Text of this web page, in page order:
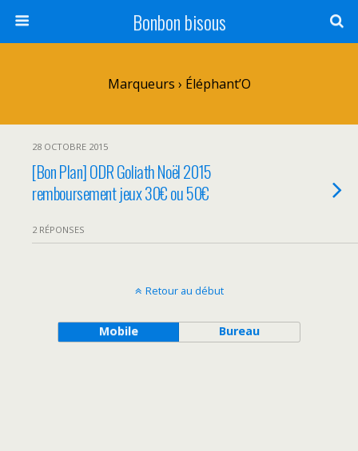
Bonbon bisous
Marqueurs › Éléphant’O
28 OCTOBRE 2015
[Bon Plan] ODR Goliath Noël 2015
remboursement jeux 30€ ou 50€
2 RÉPONSES
Retour au début
Mobile Bureau